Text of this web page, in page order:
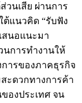
วนเสีย ผ่านการ
ต้แนวคิด “รับฟัง
สนอแนะมา
นการทำงานให้
ารของภาคธุรกิจ
ะดวกทางการค้า
องประเทศ จน